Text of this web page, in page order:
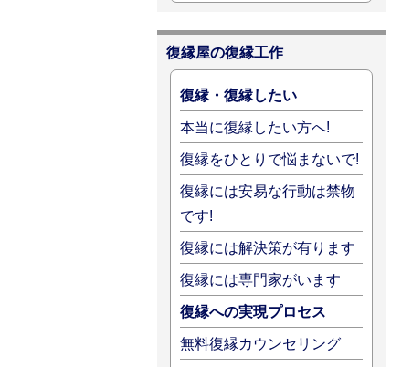
復縁屋の復縁工作
復縁・復縁したい
本当に復縁したい方へ!
復縁をひとりで悩まないで!
復縁には安易な行動は禁物
です!
復縁には解決策が有ります
復縁には専門家がいます
復縁への実現プロセス
無料復縁カウンセリング